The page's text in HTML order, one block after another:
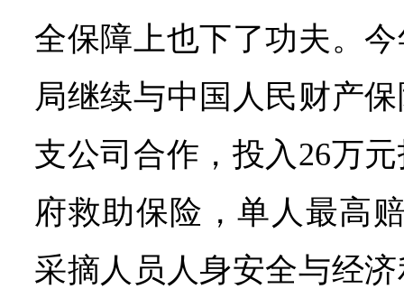
全保障上也下了功夫。
局继续与中国人民财产
支公司合作，投入26万
府救助保险，单人最高
采摘人员人身安全与经